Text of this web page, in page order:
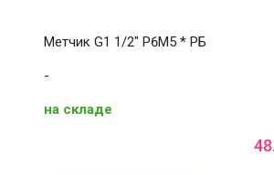
Метчик G1 1/2" Р6М5 * РБ
-
на складе
48.